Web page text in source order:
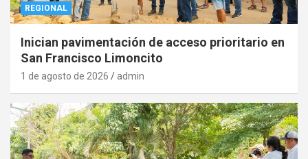
REGIONAL
Inician pavimentación de acceso prioritario en
San Francisco Limoncito
1 de agosto de 2026 admin